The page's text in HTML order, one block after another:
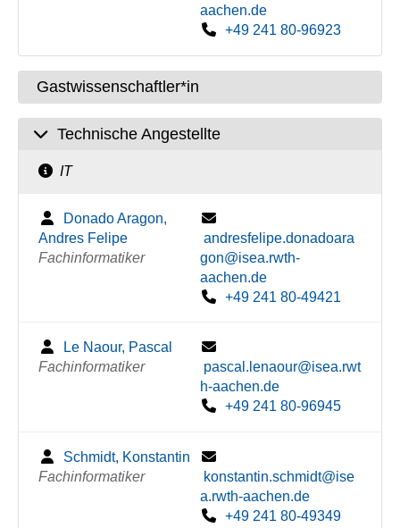
aachen.de
+49 241 80-96923
Gastwissenschaftler*in
Technische Angestellte
IT
Donado Aragon,
Andres Felipe
Fachinformatiker
andresfelipe.donadoara
gon@isea.rwth-
aachen.de
+49 241 80-49421
Le Naour, Pascal
Fachinformatiker
pascal.lenaour@isea.rwt
h-aachen.de
+49 241 80-96945
Schmidt, Konstantin
Fachinformatiker
konstantin.schmidt@ise
a.rwth-aachen.de
+49 241 80-49349